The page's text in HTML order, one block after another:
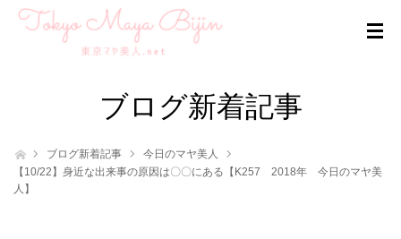
ブログ新着記事
ホームブログ新着記事
今日のマヤ美人
【10/22】身近な出来事の原因は〇〇にある【K257 2018年 今日のマヤ美
人】